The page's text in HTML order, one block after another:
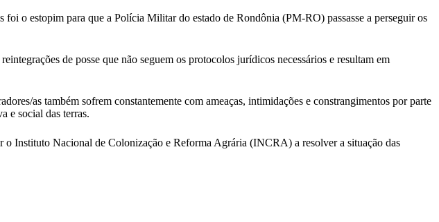
o estopim para que a Polícia Militar do estado de Rondônia (PM-RO) passasse a perseguir os
de posse que não seguem os protocolos jurídicos necessários e resultam em
as também sofrem constantemente com ameaças, intimidações e constrangimentos por parte
e social das terras.
o Instituto Nacional de Colonização e Reforma Agrária (INCRA) a resolver a situação das